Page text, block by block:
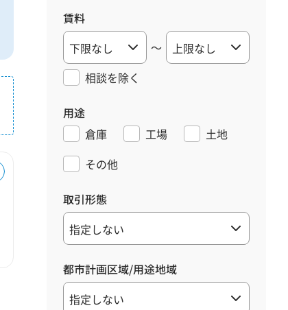
賃料
～
相談を除く
用途
倉庫
工場
土地
その他
取引形態
都市計画区域/用途地域